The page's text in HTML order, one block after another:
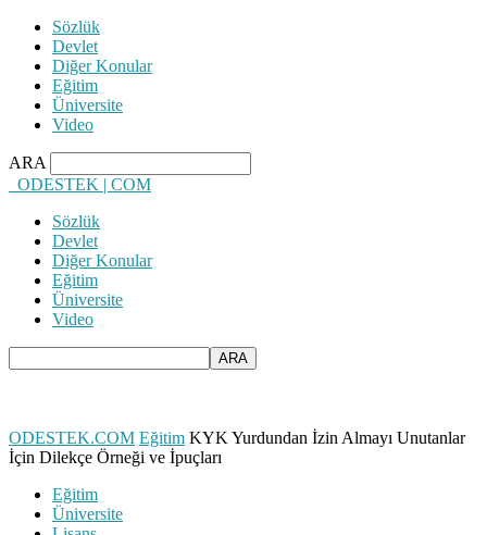
Sözlük
Devlet
Diğer Konular
Eğitim
Üniversite
Video
ARA
ODESTEK | COM
Sözlük
Devlet
Diğer Konular
Eğitim
Üniversite
Video
ODESTEK.COM Eğitim KYK Yurdundan İzin Almayı Unutanlar
İçin Dilekçe Örneği ve İpuçları
Eğitim
Üniversite